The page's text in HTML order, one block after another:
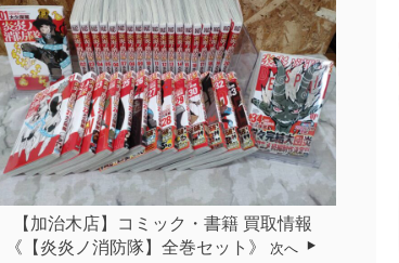
【加治木店】コミック・書籍 買取情報
《【炎炎ノ消防隊】全巻セット》
次へ